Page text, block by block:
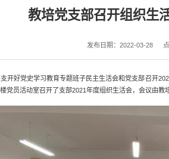
教培党支部召开组织生
发布日期：2022-03-28
开好党史学习教育专题班子民主生活会和党支部召开
党员活动室召开了支部2021年度组织生活会，会议由教